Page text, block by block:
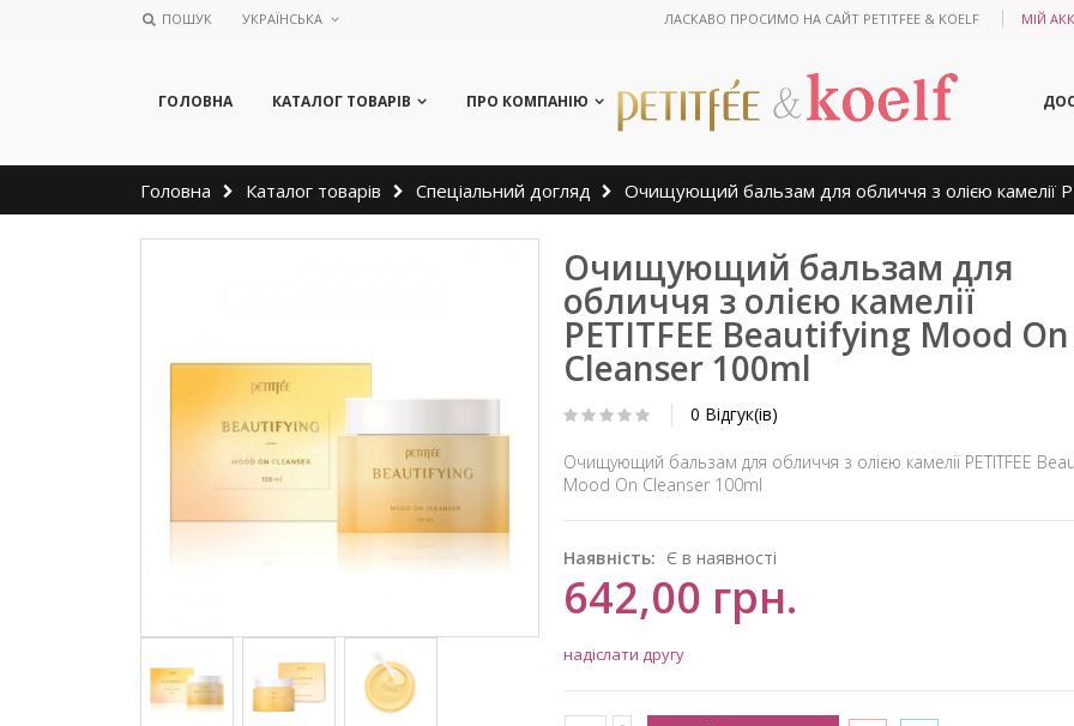
ПОШУК УКРАЇНСЬКА МІЙ
ЛАСКАВО ПРОСИМО НА САЙТ PETITFEE & KOELF
ГОЛОВНА КАТАЛОГ ТОВАРІВ ПРО КОМПАНІЮ
Головна Каталог товарів Спеціальний догляд Очищующий бальзам для обличчя з олією камелії
Очищующий бальзам для
обличчя з олією камелії
PETITFEE Beautifying Mood On
Cleanser 100ml
0 Відгук(ів)
Очищующий бальзам для обличчя з олією камелії PETITFEE
Mood On Cleanser 100ml
Наявність: Є в наявності
642,00 грн.
надіслати другу